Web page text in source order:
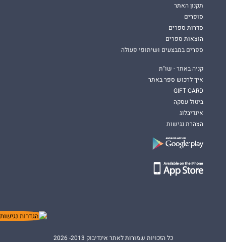
תקנון האתר
סופרים
סדרות ספרים
הוצאות ספרים
ספרים במבצעים ושיתופי פעולה
קניה באתר - שו"ת
איך לרכוש ספר באתר
GIFT CARD
ביטול עסקה
אינדיבלוג
הצהרת נגישות
כל הזכויות שמורות לאתר אינדיבוק 2013- 2026